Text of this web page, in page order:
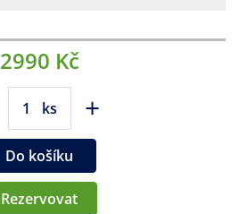
2990 Kč
ks +
Do košíku
Rezervovat